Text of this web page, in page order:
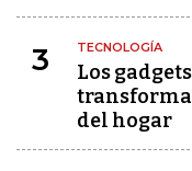
3 TECNOLOGÍA
Los
del hogar